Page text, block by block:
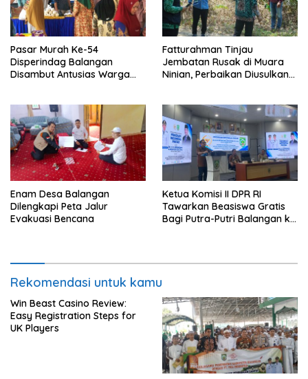
Pasar Murah Ke-54
Disperindag Balangan
Disambut Antusias Warga
Fatturahman Tinjau
Jembatan Rusak di Muara
Ninian, Perbaikan Diusulkan
Enam Desa Balangan
Dilengkapi Peta Jalur
Evakuasi Bencana
Ketua Komisi II DPR RI
Tawarkan Beasiswa Gratis
Bagi Putra-Putri Balangan ke
Rekomendasi untuk kamu
Win Beast Casino Review:
Easy Registration Steps for
UK Players